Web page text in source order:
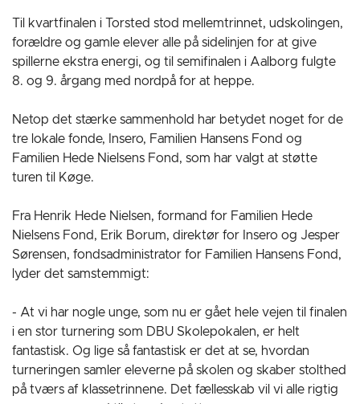
Til kvartfinalen i Torsted stod mellemtrinnet, udskolingen,
forældre og gamle elever alle på sidelinjen for at give
spillerne ekstra energi, og til semifinalen i Aalborg fulgte
8. og 9. årgang med nordpå for at heppe.
Netop det stærke sammenhold har betydet noget for de
tre lokale fonde, Insero, Familien Hansens Fond og
Familien Hede Nielsens Fond, som har valgt at støtte
turen til Køge.
Fra Henrik Hede Nielsen, formand for Familien Hede
Nielsens Fond, Erik Borum, direktør for Insero og Jesper
Sørensen, fondsadministrator for Familien Hansens Fond,
lyder det samstemmigt:
- At vi har nogle unge, som nu er gået hele vejen til finalen
i en stor turnering som DBU Skolepokalen, er helt
fantastisk. Og lige så fantastisk er det at se, hvordan
turneringen samler eleverne på skolen og skaber stolthed
på tværs af klassetrinnene. Det fællesskab vil vi alle rigtig